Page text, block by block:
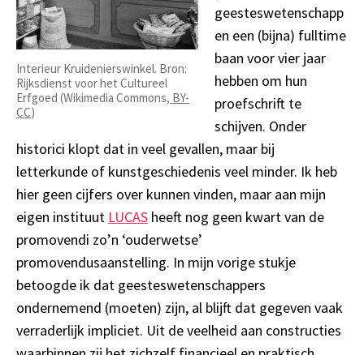
Interieur Kruidenierswinkel. Bron:
Rijksdienst voor het Cultureel
Erfgoed (Wikimedia Commons, BY-
CC)
geesteswetenschapp
en een (bijna) fulltime
baan voor vier jaar
hebben om hun
proefschrift te
schijven. Onder
historici klopt dat in veel gevallen, maar bij
letterkunde of kunstgeschiedenis veel minder. Ik heb
hier geen cijfers over kunnen vinden, maar aan mijn
eigen instituut LUCAS heeft nog geen kwart van de
promovendi zo’n ‘ouderwetse’
promovendusaanstelling. In mijn vorige stukje
betoogde ik dat geesteswetenschappers
ondernemend (moeten) zijn, al blijft dat gegeven vaak
verraderlijk impliciet. Uit de veelheid aan constructies